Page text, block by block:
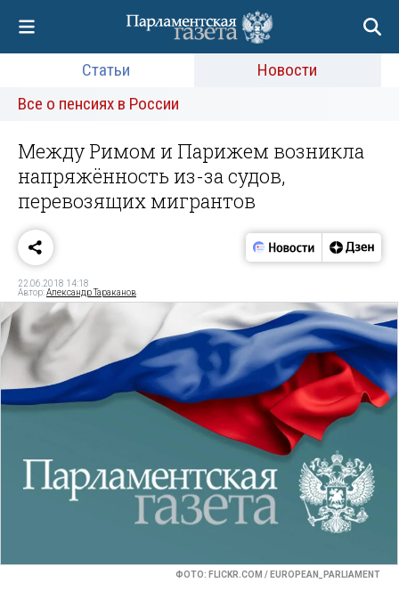
Статьи
Новости
Все о пенсиях в России
Между Римом и Парижем возникла
напряжённость из-за судов,
перевозящих мигрантов
22.06.2018 14:18
Автор:Александр Тараканов
ФОТО: FLICKR.COM / EUROPEAN_PARLIAMENT